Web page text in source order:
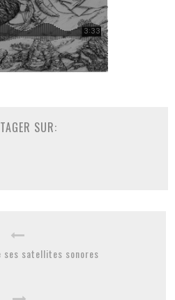
SUR:
ses satellites sonores